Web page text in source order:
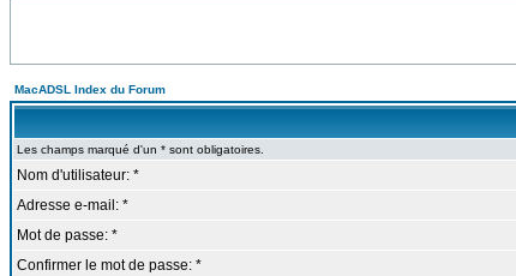
MacADSL Index du Forum
Les champs marqué d'un * sont obligatoires.
Nom d'utilisateur: *
Adresse e-mail: *
Mot de passe: *
Confirmer le mot de passe: *